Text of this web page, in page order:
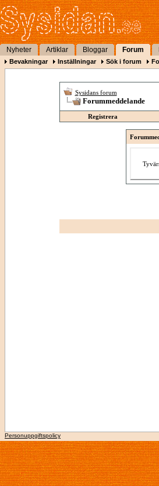
Nyheter Artiklar Bloggar Forum
Bevakningar Inställningar Sök i forum
Sysidans forum
Forummeddelande
Registrera
Personuppgiftspolicy